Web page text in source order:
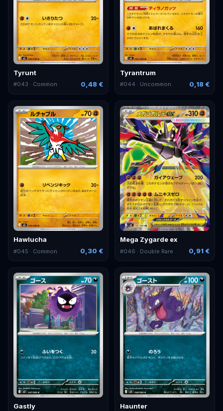
Tyrunt
#043 · Common 0,48 €
Tyrantrum
#044 · Uncommon 0,18 €
Hawlucha
#045 · Common 0,30 €
Mega Zygarde ex
#046 · Double Rare 0,91 €
Gastly Haunter